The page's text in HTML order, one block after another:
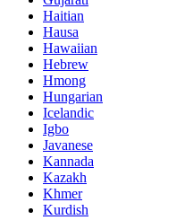
Haitian
Hausa
Hawaiian
Hebrew
Hmong
Hungarian
Icelandic
Igbo
Javanese
Kannada
Kazakh
Khmer
Kurdish